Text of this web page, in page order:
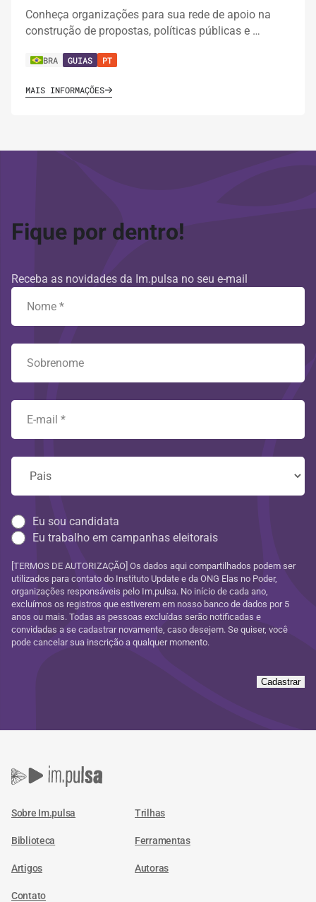
Conheça organizações para sua rede de apoio na
construção de propostas, políticas públicas e …
BRA GUIAS PT
MAIS INFORMAÇÕES
Fique por dentro!
Receba as novidades da Im.pulsa no seu e-mail
Eu sou candidata
Eu trabalho em campanhas eleitorais
[TERMOS DE AUTORIZAÇÃO] Os dados aqui compartilhados podem ser
utilizados para contato do Instituto Update e da ONG Elas no Poder,
organizações responsáveis pelo Im.pulsa. No início de cada ano,
excluímos os registros que estiverem em nosso banco de dados por 5
anos ou mais. Todas as pessoas excluídas serão notificadas e
convidadas a se cadastrar novamente, caso desejem. Se quiser, você
pode cancelar sua inscrição a qualquer momento.
Cadastrar
Sobre Im.pulsa Trilhas
Biblioteca Ferramentas
Artigos Autoras
Contato